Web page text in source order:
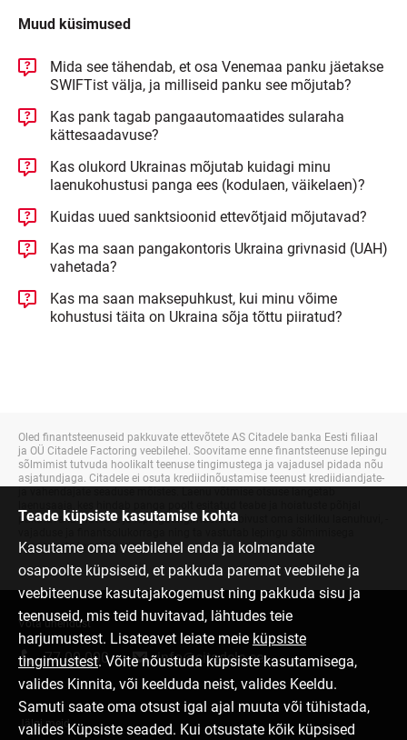
Muud küsimused
Mida see tähendab, et osa Venemaa panku jäetakse
SWIFTist välja, ja milliseid panku see mõjutab?
Kas pank tagab pangaautomaatides sularaha
kättesaadavuse?
Kas olukord Ukrainas mõjutab kuidagi minu
laenukohustusi panga ees (kodulaen, väikelaen)?
Kuidas uued sanktsioonid ettevõtjaid mõjutavad?
Kas ma saan pangakontoris Ukraina grivnasid (UAH)
vahetada?
Kas ma saan maksepuhkust, kui minu võime
kohustusi täita on Ukraina sõja tõttu piiratud?
Teade küpsiste kasutamise kohta
Kasutame oma veebilehel enda ja kolmandate
osapoolte küpsiseid, et pakkuda paremat veebilehe ja
veebiteenuse kasutajakogemust ning pakkuda sisu ja
teenuseid, mis teid huvitavad, lähtudes teie
harjumustest. Lisateavet leiate meie küpsiste
tingimustest. Võite nõustuda küpsiste kasutamisega,
valides Kinnita, või keelduda neist, valides Keeldu.
Samuti saate oma otsust igal ajal muuta või tühistada,
valides Küpsiste seaded. Kui otsustate kõik küpsised
Oled finantsteenuseid pakkuvate ettevõtete AS Citadele banka Eesti filiaal
ja OÜ Citadele Factoring veebilehel. Soovitame enne finantsteenuse lepingu
sõlmimist tutvuda hoolikalt teenuse tingimustega ja vajadusel pidada nõu
asjatundjaga. Citadele ei osuta krediidinõustamise teenust krediidiandjate-
pakutava laenutoote ja lepingutingimuste sobivust oma isikliku laenuhuvi, -
kaasnevate tagajärgede eest.
Võta ühendust
77 00 000 info@citadele.ee
Jälgi meid